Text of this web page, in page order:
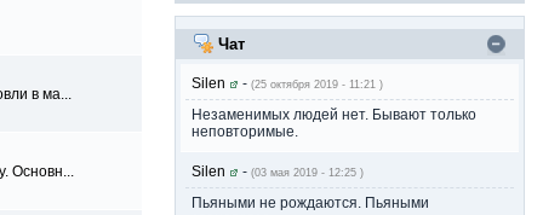
Чат
Silen - (25 октября 2019 - 11:21 )
Незаменимых людей нет. Бывают только
неповторимые.
Silen - (03 мая 2019 - 12:25 )
Пьяными не рождаются. Пьяными
в ма...
Основн...